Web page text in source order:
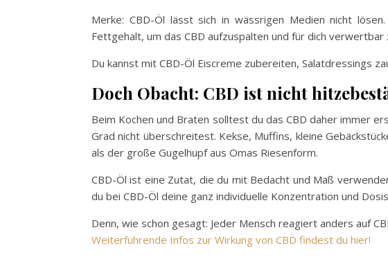
Merke: CBD-Öl lässt sich in wässrigen Medien nicht
Fettgehalt, um das CBD aufzuspalten und für dich verwertbar
Du kannst mit CBD-Öl Eiscreme zubereiten, Salatdressings
Doch Obacht: CBD ist nicht
Beim Kochen und Braten solltest du das CBD daher immer
Grad nicht überschreitest. Kekse, Muffins, kleine
als der große Gugelhupf aus Omas Riesenform.
CBD-Öl ist eine Zutat, die du mit Bedacht und Maß
du bei CBD-Öl deine ganz individuelle Konzentration und
Denn, wie schon gesagt: Jeder Mensch reagiert anders auf
Weiterführende Infos zur Wirkung von CBD findest du hier!